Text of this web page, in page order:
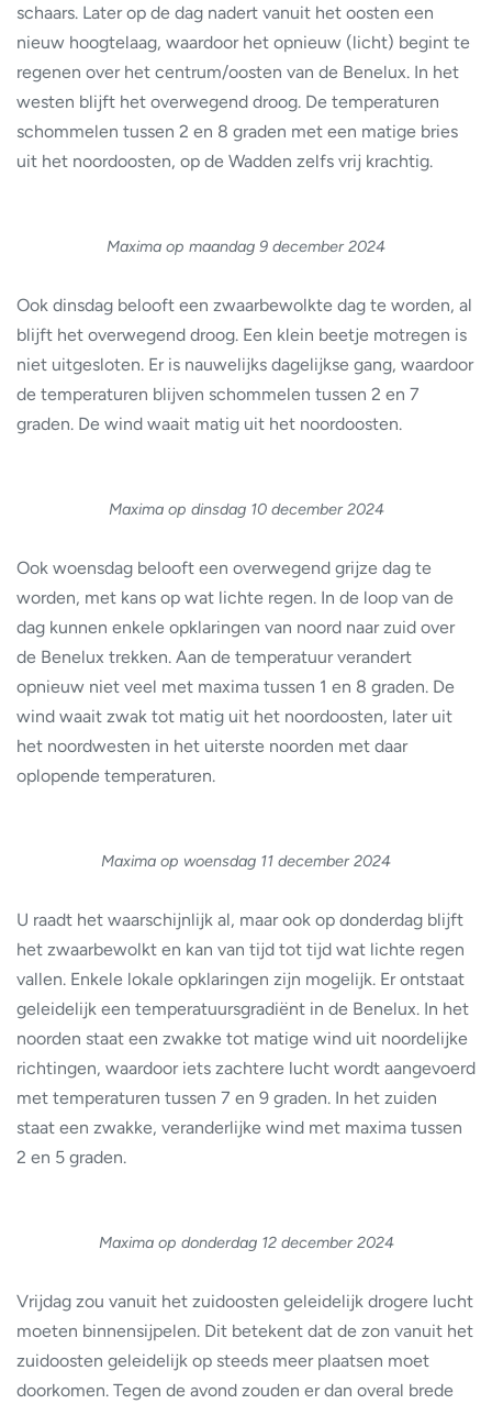
schaars. Later op de dag nadert vanuit het oosten een
nieuw hoogtelaag, waardoor het opnieuw (licht) begint te
regenen over het centrum/oosten van de Benelux. In het
westen blijft het overwegend droog. De temperaturen
schommelen tussen 2 en 8 graden met een matige bries
uit het noordoosten, op de Wadden zelfs vrij krachtig.
Maxima op maandag 9 december 2024
Ook dinsdag belooft een zwaarbewolkte dag te worden, al
blijft het overwegend droog. Een klein beetje motregen is
niet uitgesloten. Er is nauwelijks dagelijkse gang, waardoor
de temperaturen blijven schommelen tussen 2 en 7
graden. De wind waait matig uit het noordoosten.
Maxima op dinsdag 10 december 2024
Ook woensdag belooft een overwegend grijze dag te
worden, met kans op wat lichte regen. In de loop van de
dag kunnen enkele opklaringen van noord naar zuid over
de Benelux trekken. Aan de temperatuur verandert
opnieuw niet veel met maxima tussen 1 en 8 graden. De
wind waait zwak tot matig uit het noordoosten, later uit
het noordwesten in het uiterste noorden met daar
oplopende temperaturen.
Maxima op woensdag 11 december 2024
U raadt het waarschijnlijk al, maar ook op donderdag blijft
het zwaarbewolkt en kan van tijd tot tijd wat lichte regen
vallen. Enkele lokale opklaringen zijn mogelijk. Er ontstaat
geleidelijk een temperatuursgradiënt in de Benelux. In het
noorden staat een zwakke tot matige wind uit noordelijke
richtingen, waardoor iets zachtere lucht wordt aangevoerd
met temperaturen tussen 7 en 9 graden. In het zuiden
staat een zwakke, veranderlijke wind met maxima tussen
2 en 5 graden.
Maxima op donderdag 12 december 2024
Vrijdag zou vanuit het zuidoosten geleidelijk drogere lucht
moeten binnensijpelen. Dit betekent dat de zon vanuit het
zuidoosten geleidelijk op steeds meer plaatsen moet
doorkomen. Tegen de avond zouden er dan overal brede